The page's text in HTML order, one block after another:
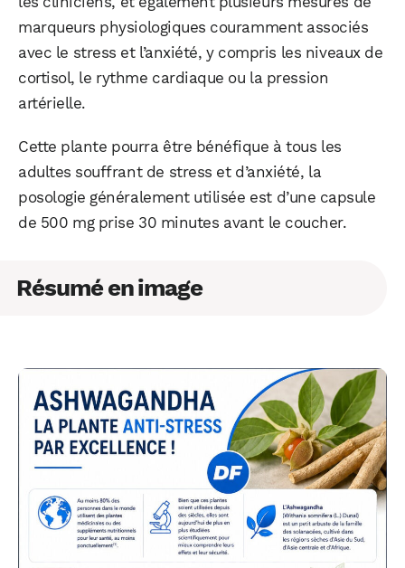
marqueurs physiologiques couramment associés
avec le stress et l’anxiété, y compris les niveaux de
cortisol, le rythme cardiaque ou la pression
artérielle.
Cette plante pourra être bénéfique à tous les
adultes souffrant de stress et d’anxiété, la
posologie généralement utilisée est d’une capsule
de 500 mg prise 30 minutes avant le coucher.
Résumé en image